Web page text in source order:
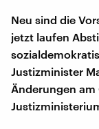
Neu sind die
jetzt laufen
Justizminister
Änderungen